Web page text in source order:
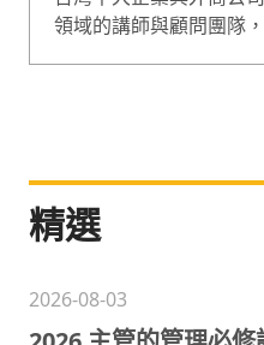
領域的講師與顧問團隊
精選
2026-08-03